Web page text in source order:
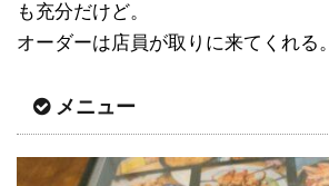
も充分だけど。
オーダーは店員が取りに来てくれる。
メニュー